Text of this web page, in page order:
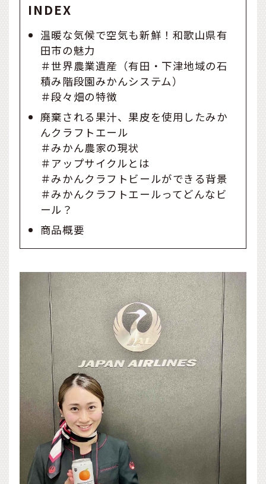
INDEX
温暖な気候で空気も新鮮！和歌山県有
田市の魅力
＃世界農業遺産（有田・下津地域の石
積み階段園みかんシステム）
＃段々畑の特徴
廃棄される果汁、果皮を使用したみか
んクラフトエール
＃みかん農家の現状
＃アップサイクルとは
＃みかんクラフトビールができる背景
＃みかんクラフトエールってどんなビ
ール？
商品概要